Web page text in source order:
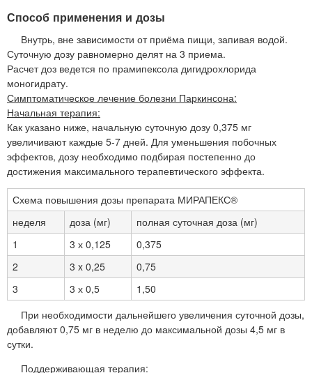
Способ применения и дозы
Внутрь, вне зависимости от приёма пищи, запивая водой.
Суточную дозу равномерно делят на 3 приема.
Расчет доз ведется по прамипексола дигидрохлорида
моногидрату.
Симптоматическое лечение болезни Паркинсона:
Начальная терапия:
Как указано ниже, начальную суточную дозу 0,375 мг
увеличивают каждые 5-7 дней. Для уменьшения побочных
эффектов, дозу необходимо подбирая постепенно до
достижения максимального терапевтического эффекта.
Схема повышения дозы препарата МИРАПЕКС®
неделя
доза (мг)
полная суточная доза (мг)
1
3 х 0,125
0,375
2
3 x 0,25
0,75
3
3 х 0,5
1,50
При необходимости дальнейшего увеличения суточной дозы,
добавляют 0,75 мг в неделю до максимальной дозы 4,5 мг в
сутки.
Поддерживающая терапия: